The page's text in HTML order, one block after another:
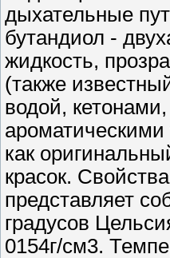
дыхательные
бутандиол -
жидкость,
(также
водой,
как
красок.
представляет
градусов
0154г/см3.